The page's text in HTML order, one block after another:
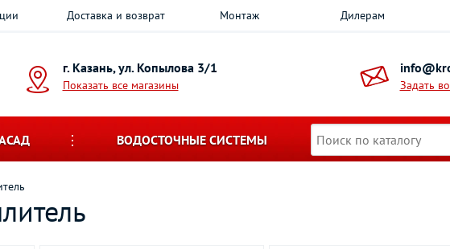
Доставка и возврат Монтаж Дилерам
г. Казань, ул. Копылова 3/1
Показать все магазины Задать
ВОДОСТОЧНЫЕ СИСТЕМЫ